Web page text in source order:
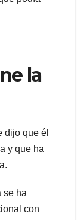
la
dijo que él
y que ha
se ha
con